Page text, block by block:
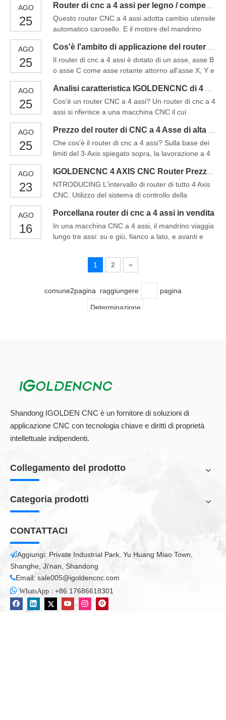
tendenza allo sviluppo dell'industria dei macchinari
per la lavorazione del legno. In particolare, la
graduale maturità della tecnologia di lavorazione
AGO
25
Questo router CNC a 4 assi adotta cambio utensile
automatico carosello. E il motore del mandrino
un'elevata precisione, alta velocità, basso rumore
e durata di servizio. Inoltre, viene utilizzata la guida
lineare quadrata importata, quindi la precisione è
AGO
25
Il router di cnc a 4 assi è dotato di un asse, asse B
o asse C come asse rotante attorno all'asse X, Y e
appositamente per lavori di lavorazione del
cilindro. Una vera macchina del router CNC a 4
assi significa X-Y-Z-C, X-Y-Z-B, X-Y-Z-A, 4 Asse
lavorare a T
AGO
25
Cos'è un router CNC a 4 assi? Un router di cnc a 4
assi si riferisce a una macchina CNC il cui
fresatura Axis.4-Axis coinvolge gli stessi processi
coinvolti in lavorazione a 3 assi, dove un taglio
L'utensile viene utilizzato per rimuovere il materiale
desiderati. Ho.
AGO
25
Che cos'è il router di cnc a 4 assi? Sulla base dei
limiti del 3-Axis spiegato sopra, la lavorazione a 4
più popolare. Il 4 AXIS CNC RouterProcess
racchiude lo stesso meccanismo d'azione.
Tuttavia, dal suo nome, c'è un asse aggiuntivo
AGO
23
NTRODUCING L'intervallo di router di tutto 4 Axis
CNC. Utilizzo del sistema di controllo della
alimentare tutte le funzioni operative, incluso il
nuovo sistema di mandrino di cambio automatico a
4 Axis 9.0KW. Sistema del mandrino. Apera il podio
preciso sul router CNC.
AGO
16
Porcellana router di cnc a 4 assi in vendita
In una macchina CNC a 4 assi, il mandrino viaggia
lungo tre assi: su e giù, fianco a lato, e avanti e
della macchina. La lavorazione CNC a 4 assi ruota
ulteriormente lungo l'asse X, noto anche come A-
assi
1 2 »
comune2pagina raggiungere pagina
Determinazione
Shandong IGOLDEN CNC è un fornitore di soluzioni di
applicazione CNC con tecnologia chiave e diritti di proprietà
intellettuale indipendenti.
Collegamento del prodotto
Categoria prodotti
CONTATTACI
Aggiungi: Private Industrial Park, Yu Huang Miao Town,
Shanghe, Ji'nan, Shandong
Email: sale005@igoldencnc.com
 WhatsApp : +86 17686618301